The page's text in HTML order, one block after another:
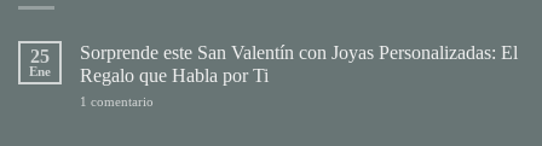
25
Ene
Sorprende este San Valentín con Joyas Personalizadas: El
Regalo que Habla por Ti
1 comentario